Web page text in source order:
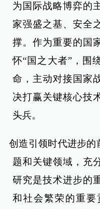
为国际战略博弈的
家强盛之基、安全
撑。作为重要的国
怀“国之大者”，围
命，主动对接国家
决打赢关键核心技
头兵。
创造引领时代进步的
题和关键领域，充
研究是技术进步的
和社会繁荣的重要